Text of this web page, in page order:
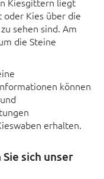
Kies über die
sehen sind. Am
die Steine
können
erhalten.
sich unser